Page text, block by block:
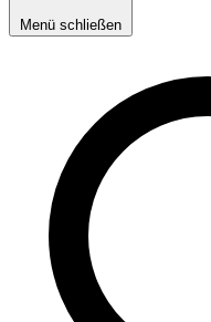
Menü schließen